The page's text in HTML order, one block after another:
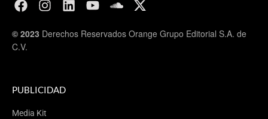
© 2023 Derechos Reservados Orange Grupo Editorial S.A. de
C.V.
PUBLICIDAD
Media Kit